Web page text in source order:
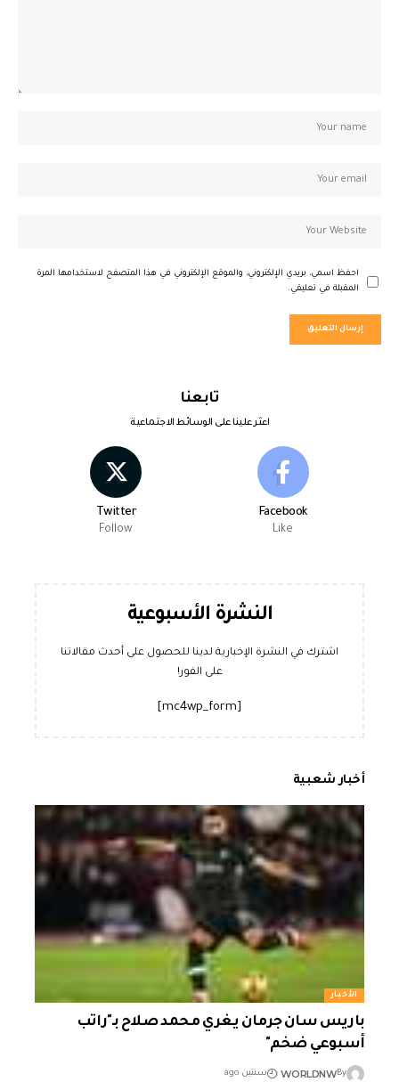
احفظ اسمي، بريدي الإلكتروني، والموقع الإلكتروني في هذا المتصفح لاستخدامها المرة
المقبلة في تعليقي.
تابعنا
اعثر علينا على الوسائط الاجتماعية
Facebook
Like
Twitter
Follow
النشرة الأسبوعية
اشترك في النشرة الإخبارية لدينا للحصول على أحدث مقالاتنا
على الفور!
[mc4wp_form]
أخبار شعبية
الأخبار
باريس سان جرمان يغري محمد صلاح بـ"راتب
أسبوعي ضخم"
By
WORLDNW سنتين ago